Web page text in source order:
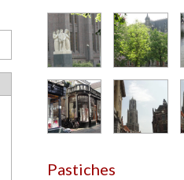
Pastiches